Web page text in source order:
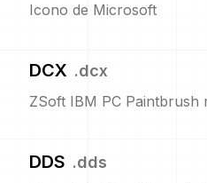
Icono de Microsoft
DCX .dcx
ZSoft IBM PC Paintbrush
DDS .dds